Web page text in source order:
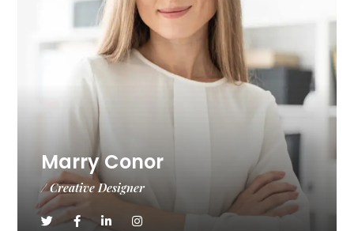
Marry Conor
/ Creative Designer